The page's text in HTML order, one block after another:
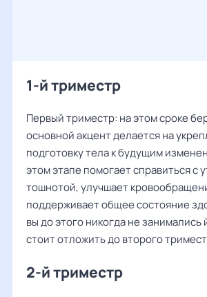
1-й триместр
Первый триместр: на этом сроке
основной акцент делается на
подготовку тела к будущим
этом этапе помогает справиться с
тошнотой, улучшает
поддерживает общее состояние
вы до этого никогда не занимались
стоит отложить до второго
2-й триместр